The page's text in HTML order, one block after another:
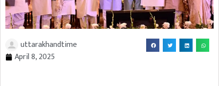
uttarakhandtime
April 8, 2025